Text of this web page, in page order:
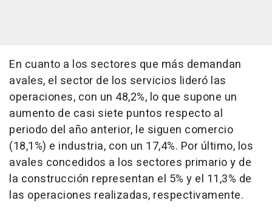
En cuanto a los sectores que más demandan
avales, el sector de los servicios lideró las
operaciones, con un 48,2%, lo que supone un
aumento de casi siete puntos respecto al
periodo del año anterior, le siguen comercio
(18,1%) e industria, con un 17,4%. Por último, los
avales concedidos a los sectores primario y de
la construcción representan el 5% y el 11,3% de
las operaciones realizadas, respectivamente.